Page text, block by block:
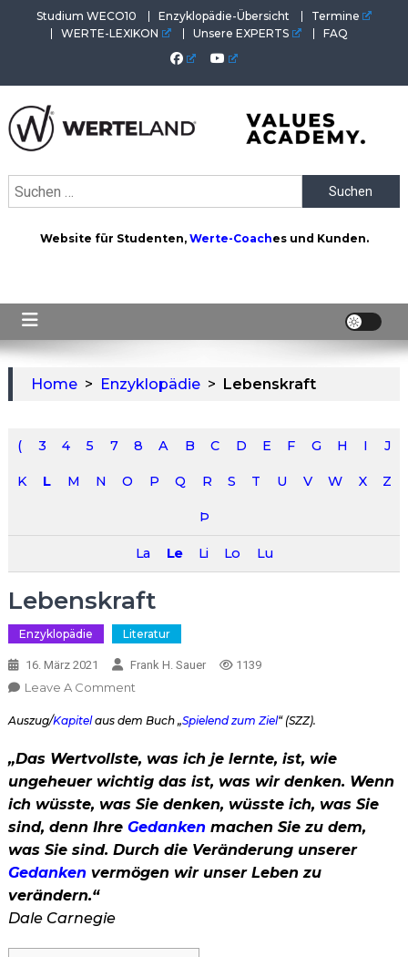
Studium WECO10 Enzyklopädie-Übersicht
Termine
WERTE-LEXIKON
Unsere EXPERTS FAQ
Akademie. Wertvolles für Werte-Coaches.
Suchen
nach:
Website für Studenten, Werte-Coaches und Kunden.
Home > Enzyklopädie > Lebenskraft
( 3 4 5 7 8 A B C D E F G H I J
K L M N O P Q R S T U V W X Z
Þ
La Le Li Lo Lu
Lebenskraft
Enzyklopädie Literatur
16. März 2021 Frank H. Sauer 1139
Leave A CommentOn
Auszug/Kapitelaus dem Buch „Spielend zum Ziel“ (SZZ).
„Das Wertvollste, was ich je lernte, ist, wie
ungeheuer wichtig das ist, was wir denken. Wenn
ich wüsste, was Sie denken, wüsste ich, was Sie
sind, denn Ihre Gedankenmachen Sie zu dem,
was Sie sind. Durch die Veränderung unserer
Gedankenvermögen wir unser Leben zu
verändern.“
Dale Carnegie